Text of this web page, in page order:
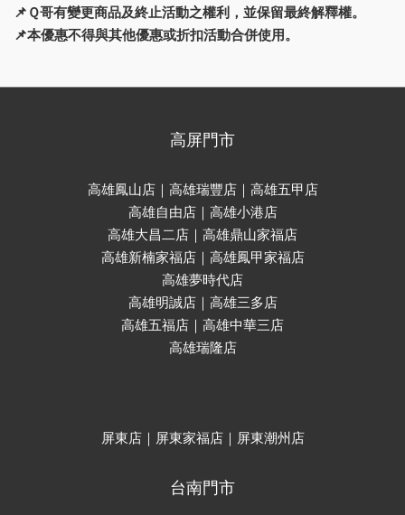
📌Ｑ哥有變更商品及終止活動之權利，並保留最終解釋權。
📌本優惠不得與其他優惠或折扣活動合併使用。
高屏門市
高雄鳳山店｜高雄瑞豐店｜高雄五甲店
高雄自由店｜高雄小港店
高雄大昌二店｜高雄鼎山家福店
高雄新楠家福店｜高雄鳳甲家福店
高雄夢時代店
高雄明誠店｜高雄三多店
高雄五福店｜高雄中華三店
高雄瑞隆店
屏東店｜屏東家福店｜屏東潮州店
台南門市